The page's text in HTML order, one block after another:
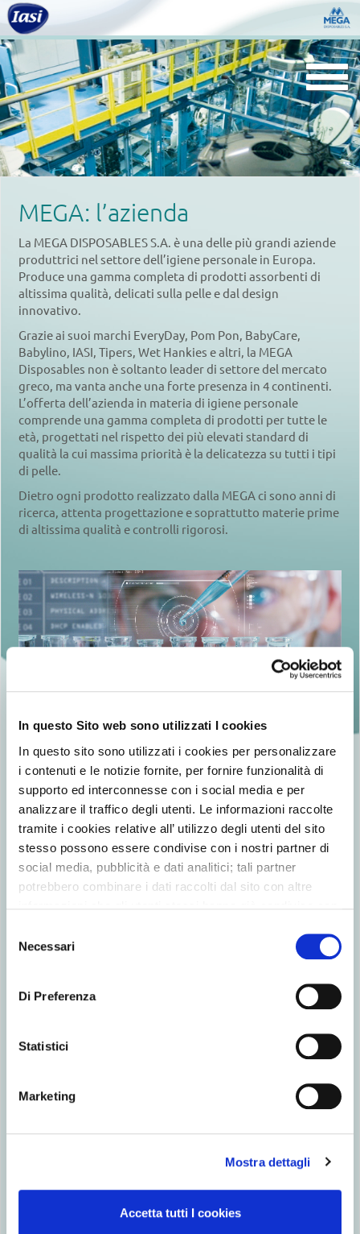
In questo Sito web sono utilizzati I cookies
In questo sito sono utilizzati i cookies per personalizzare
i contenuti e le notizie fornite, per fornire funzionalità di
supporto ed interconnesse con i social media e per
analizzare il traffico degli utenti. Le informazioni raccolte
tramite i cookies relative all’ utilizzo degli utenti del sito
stesso possono essere condivise con i nostri partner di
social media, pubblicità e dati analitici; tali partner
potrebbero combinare i dati raccolti dal sito con altre
utilizzato uno o più dei loro servizi.
delNecessari
Di Preferenza
Statistici
Marketing
Mostra dettagli
Accetta tutti I cookies
MEGA: l’azienda
La MEGA DISPOSABLES S.A. è una delle più grandi aziende
produttrici nel settore dell’igiene personale in Europa.
Produce una gamma completa di prodotti assorbenti di
altissima qualità, delicati sulla pelle e dal design
innovativo.
Grazie ai suoi marchi EveryDay, Pom Pon, BabyCare,
Babylino, IASI, Tipers, Wet Hankies e altri, la MEGA
Disposables non è soltanto leader di settore del mercato
greco, ma vanta anche una forte presenza in 4 continenti.
L’offerta dell’azienda in materia di igiene personale
comprende una gamma completa di prodotti per tutte le
età, progettati nel rispetto dei più elevati standard di
qualità la cui massima priorità è la delicatezza su tutti i tipi
di pelle.
Dietro ogni prodotto realizzato dalla MEGA ci sono anni di
ricerca, attenta progettazione e soprattutto materie prime
di altissima qualità e controlli rigorosi.
La MEGA non smette mai di investire in ricerca e sviluppo
per questo è sempre al passo con le tendenze e le esigenze
dei consumatori che costituiscono la guida per lo sviluppo
di ogni nuovo prodotto. Investe costantemente non solo
in tecnologie all’avanguardia ed in apparecchiature per il
controllo della qualità, ma anche in personale esperto:
rivenditori, sia in Grecia che all’estero, così come per i
standard sempre più elevati e puntando ad offrire sempre
di più). Qualità eccellente, design innovativo del prodotto,